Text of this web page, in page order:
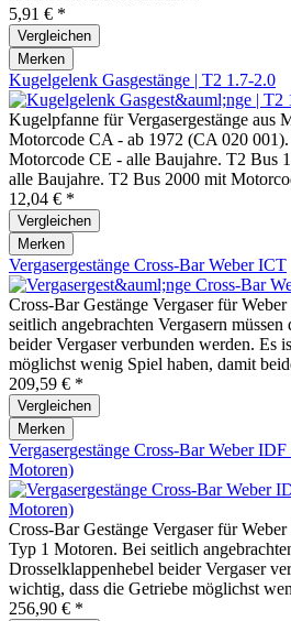
5,91 € *
Vergleichen
Merken
Kugelgelenk Gasgestänge | T2 1.7-2.0
Kugelpfanne für Vergasergestänge aus
Motorcode CA - ab 1972 (CA 020
Motorcode CE - alle Baujahre. T2 Bus
alle Baujahre. T2 Bus 2000 mit
12,04 € *
Vergleichen
Merken
Vergasergestänge Cross-Bar Weber ICT
Cross-Bar Gestänge Vergaser für
seitlich angebrachten Vergasern
beider Vergaser verbunden werden. Es
möglichst wenig Spiel haben, damit
209,59 € *
Vergleichen
Merken
Vergasergestänge Cross-Bar Weber
Motoren)
Cross-Bar Gestänge Vergaser für
Typ 1 Motoren. Bei seitlich
Drosselklappenhebel beider Vergaser
wichtig, dass die Getriebe möglichst
256,90 € *